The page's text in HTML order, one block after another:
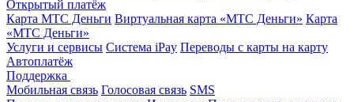
Открытый платёж
Карта МТС Деньги Виртуальная карта «МТС Деньги» Карта
«МТС Деньги»
Услуги и сервисы Система iPay Переводы с карты на карту
Автоплатёж
Поддержка
Мобильная связь Голосовая связь SMS